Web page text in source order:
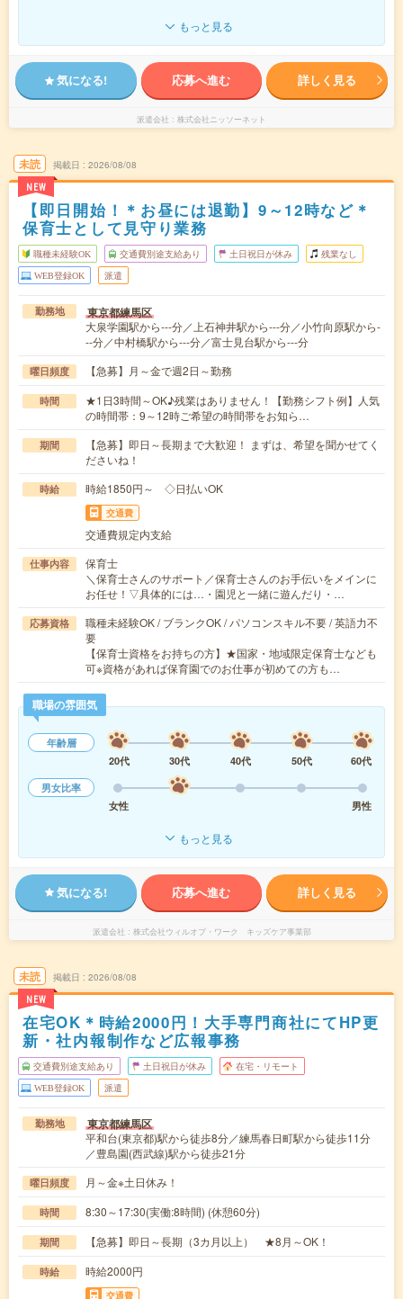
もっと見る
気になる! 応募へ進む 詳しく見る
派遣会社 株式会社ニッソーネット
未読
NEW
掲載日 2026/08/08
【即日開始！＊お昼には退勤】9～12時など＊
保育士として見守り業務
職種未経験OK 交通費別途支給あり 土日祝日が休み 残業なし
WEB登録OK 派遣
勤務地 東京都練馬区
大泉学園駅から---分／上石神井駅から---分／小竹向原駅から-
--分／中村橋駅から---分／富士見台駅から---分
曜日頻度 【急募】月～金で週2日～勤務
時間
★1日3時間～OK♪残業はありません！【勤務シフト例】人気
の時間帯：9～12時ご希望の時間帯をお知ら…
期間
【急募】即日～長期まで大歓迎！ まずは、希望を聞かせてく
ださいね！
時給 時給1850円～ ◇日払いOK
交通費
交通費規定内支給
仕事内容
保育士
＼保育士さんのサポート／保育士さんのお手伝いをメインに
お任せ！▽具体的には…・園児と一緒に遊んだり・…
応募資格
職種未経験OK / ブランクOK / パソコンスキル不要 / 英語力不
要
【保育士資格をお持ちの方】★国家・地域限定保育士なども
可※資格があれば保育園でのお仕事が初めての方も…
職場の雰囲気
年齢層
20代
30代 40代 50代
60代
男女比率
女性
男性
もっと見る
気になる! 応募へ進む 詳しく見る
派遣会社 株式会社ウィルオブ・ワーク キッズケア事業部
未読
NEW
掲載日 2026/08/08
在宅OK＊時給2000円！大手専門商社にてHP更
新・社内報制作など広報事務
交通費別途支給あり 土日祝日が休み 在宅・リモート
WEB登録OK 派遣
勤務地 東京都練馬区
平和台(東京都)駅から徒歩8分／練馬春日町駅から徒歩11分
／豊島園(西武線)駅から徒歩21分
曜日頻度 月～金※土日休み！
時間 8:30～17:30(実働:8時間) (休憩60分)
期間 【急募】即日～長期（3カ月以上） ★8月～OK！
時給 時給2000円
交通費